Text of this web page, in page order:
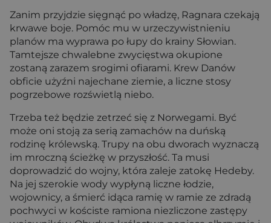
Zanim przyjdzie sięgnąć po władzę, Ragnara czekają
krwawe boje. Pomóc mu w urzeczywistnieniu
planów ma wyprawa po łupy do krainy Słowian.
Tamtejsze chwalebne zwycięstwa okupione
zostaną zarazem srogimi ofiarami. Krew Danów
obficie użyźni najechane ziemie, a liczne stosy
pogrzebowe rozświetlą niebo.
Trzeba też będzie zetrzeć się z Norwegami. Być
może oni stoją za serią zamachów na duńską
rodzinę królewską. Trupy na obu dworach wyznaczą
im mroczną ścieżkę w przyszłość. Ta musi
doprowadzić do wojny, która zaleje zatokę Hedeby.
Na jej szerokie wody wypłyną liczne łodzie,
wojownicy, a śmierć idąca ramię w ramie ze zdradą
pochwyci w kościste ramiona niezliczone zastępy